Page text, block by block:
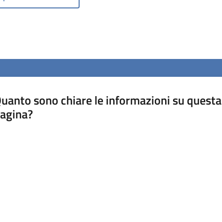
sono chiare le informazioni su questa